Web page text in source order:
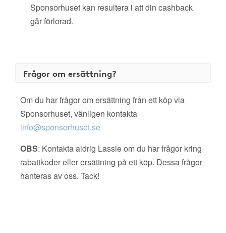
Sponsorhuset kan resultera i att din cashback
går förlorad.
Frågor om ersättning?
Om du har frågor om ersättning från ett köp via
Sponsorhuset, vänligen kontakta
info@sponsorhuset.se
OBS: Kontakta aldrig Lassie om du har frågor kring
rabattkoder eller ersättning på ett köp. Dessa frågor
hanteras av oss. Tack!